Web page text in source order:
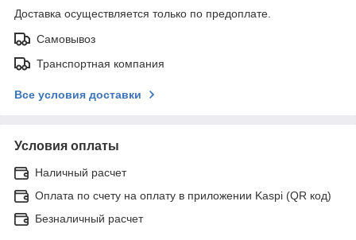
Доставка осуществляется только по предоплате.
Самовывоз
Транспортная компания
Все условия доставки
Условия оплаты
Наличный расчет
Оплата по счету на оплату в приложении Kaspi (QR код)
Безналичный расчет